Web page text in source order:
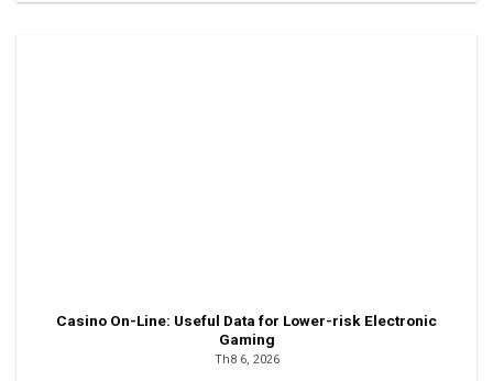
Casino On-Line: Useful Data for Lower-risk Electronic
Gaming
Th8 6, 2026